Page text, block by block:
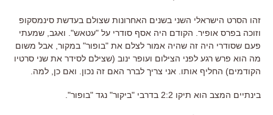
זהו הסרט הישראלי השני בשנים האחרונות שצולם בעדשת סינמסקופ
וזוכה בפרס אופיר. הקודם היה אסף סודרי על "עטאש". ואגב, שמעתי
פעם שסודרי היה זה שהיה אמור לצלם את "בופור" במקור, אבל משום
מה הוא פרש רגע לפני הצילום ועופר ינוב (שצילם לסידר את שני סרטיו
הקודמים) החליף אותו. אני צריך לברר האם זה נכון. ואם כן, למה.
בינתיים המצב הוא תיקו 2:2 בדרבי "ביקור" נגד "בופור".